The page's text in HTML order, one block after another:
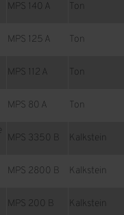
MPS 140 A Ton
MPS 125 A Ton
MPS 112 A Ton
MPS 80 A Ton
MPS 3350 B Kalkstein
MPS 2800 B Kalkstein
MPS 200 B Kalkstein